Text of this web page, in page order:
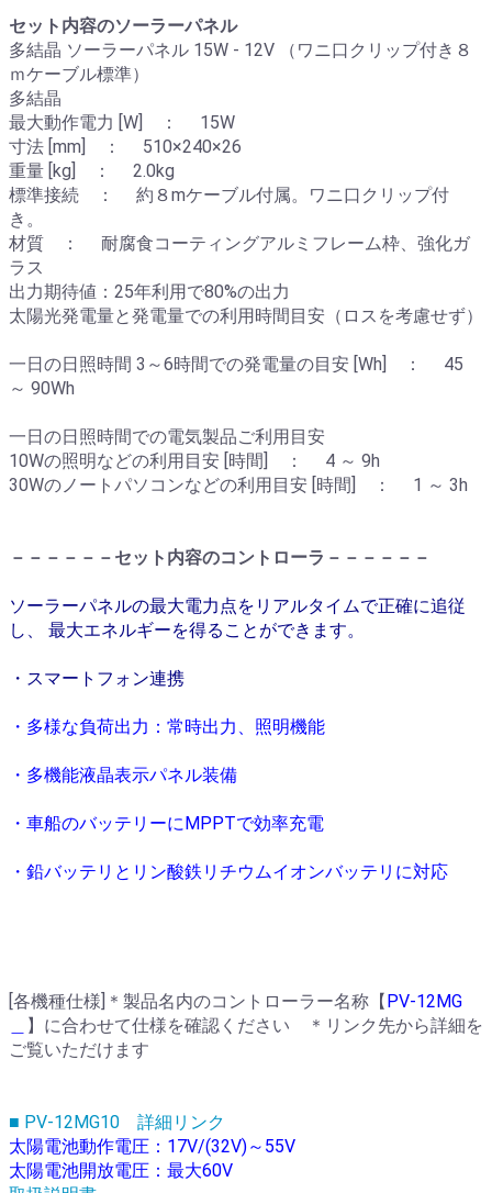
セット内容のソーラーパネル
多結晶 ソーラーパネル 15W - 12V （ワニ口クリップ付き８
ｍケーブル標準）
多結晶
最大動作電力 [W] ： 15W
寸法 [mm] ： 510×240×26
重量 [kg] ： 2.0kg
標準接続 ： 約８mケーブル付属。ワニ口クリップ付
き。
材質 ： 耐腐食コーティングアルミフレーム枠、強化ガ
ラス
出力期待値：25年利用で80%の出力
太陽光発電量と発電量での利用時間目安（ロスを考慮せず）
一日の日照時間 3～6時間での発電量の目安 [Wh] ： 45
～ 90Wh
一日の日照時間での電気製品ご利用目安
10Wの照明などの利用目安 [時間] ： 4 ～ 9h
30Wのノートパソコンなどの利用目安 [時間] ： 1 ～ 3h
－－－－－－セット内容のコントローラ－－－－－－
ソーラーパネルの最大電力点をリアルタイムで正確に追従
し、 最大エネルギーを得ることができます。
・スマートフォン連携
・多様な負荷出力：常時出力、照明機能
・多機能液晶表⽰パネル装備
・車船のバッテリーにMPPTで効率充電
・鉛バッテリとリン酸鉄リチウムイオンバッテリに対応
[各機種仕様]＊製品名内のコントローラー名称【PV-12MG
】に合わせて仕様を確認ください ＊リンク先から詳細を
ご覧いただけます
■ PV-12MG10 詳細リンク
太陽電池動作電圧：17V/(32V)～55V
太陽電池開放電圧：最大60V